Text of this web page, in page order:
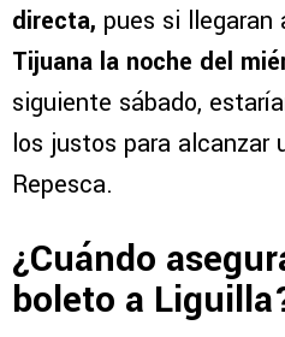
directa, pues si llegaran
Tijuana la noche del
siguiente sábado,
los justos para alcanzar
Repesca.
¿Cuándo
boleto a